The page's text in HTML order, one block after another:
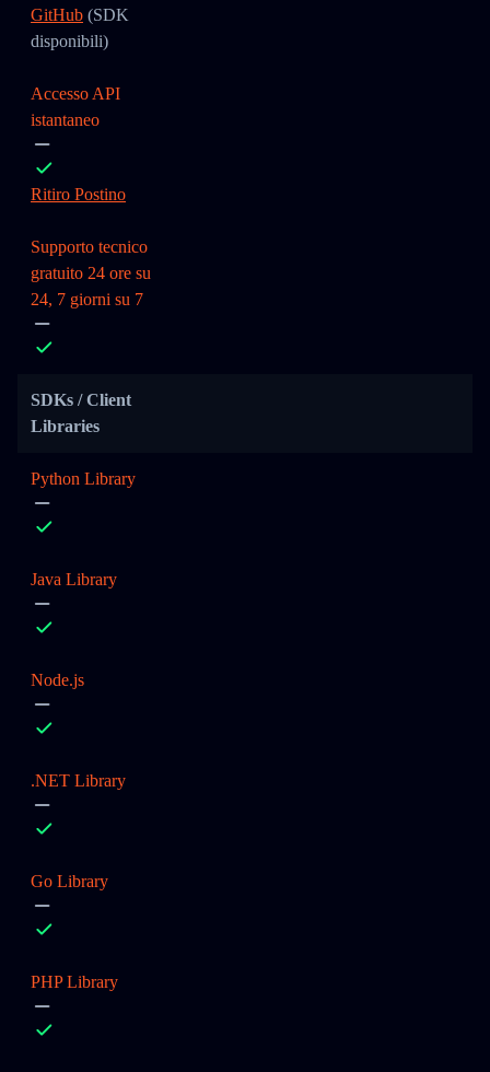
GitHub (SDK
disponibili)
Accesso API
istantaneo
Ritiro Postino
Supporto tecnico
gratuito 24 ore su
24, 7 giorni su 7
SDKs / Client
Libraries
Python Library
Java Library
Node.js
.NET Library
Go Library
PHP Library